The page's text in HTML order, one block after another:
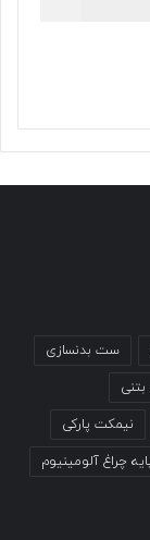
ست بدنسازی
نیمکت پارکی
چراغ آلومینیوم